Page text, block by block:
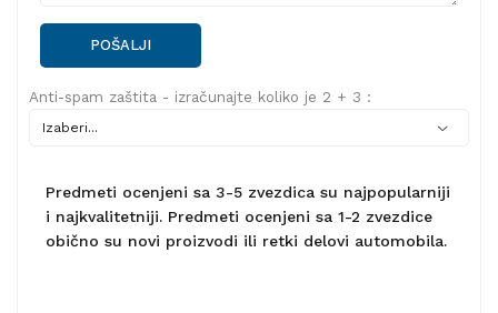
POŠALJI
Anti-spam zaštita - izračunajte koliko je 2 + 3 :
Predmeti ocenjeni sa 3-5 zvezdica su najpopularniji
i najkvalitetniji. Predmeti ocenjeni sa 1-2 zvezdice
obično su novi proizvodi ili retki delovi automobila.